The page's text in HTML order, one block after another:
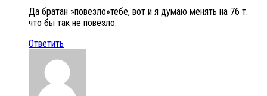
Да братан »повезло»тебе, вот и я думаю менять на 76 т.
что бы так не повезло.
Ответить